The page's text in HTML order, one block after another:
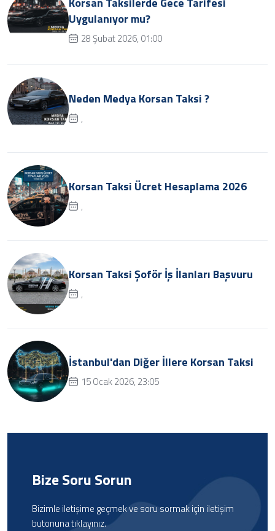
Uygulanıyor mu?
28 Şubat 2026, 01:00
Neden Medya Korsan Taksi ?
,
Korsan Taksi Ücret Hesaplama 2026
,
Korsan Taksi Şoför İş İlanları Başvuru
,
İstanbul'dan Diğer İllere Korsan Taksi
15 Ocak 2026, 23:05
Bize Soru Sorun
Bizimle iletişime geçmek ve soru sormak için iletişim
butonuna tıklayınız.